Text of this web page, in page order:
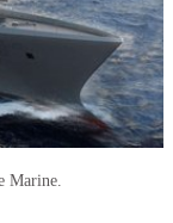
Marine.